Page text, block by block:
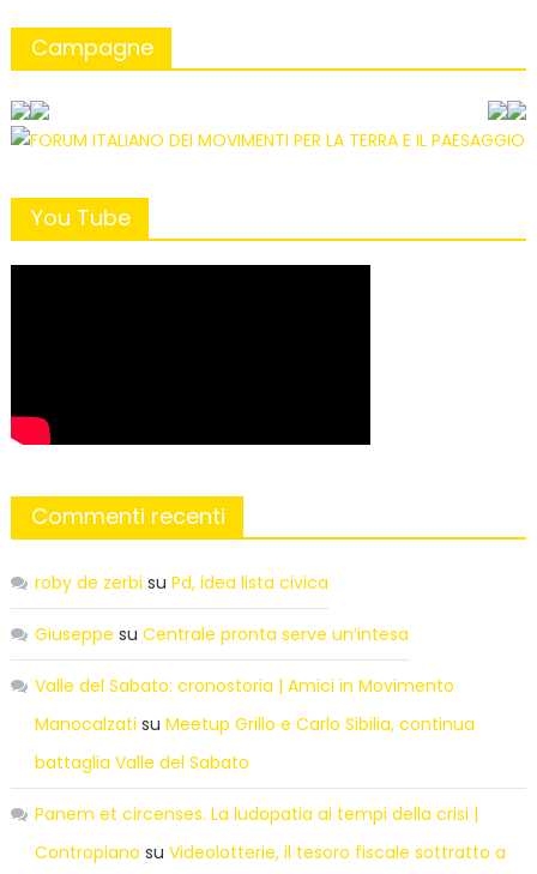
Campagne
You Tube
Commenti recenti
roby de zerbi su Pd, idea lista civica
Giuseppe su Centrale pronta serve un’intesa
Valle del Sabato: cronostoria | Amici in Movimento
Manocalzati su Meetup Grillo e Carlo Sibilia, continua
battaglia Valle del Sabato
Panem et circenses. La ludopatia ai tempi della crisi |
Contropiano su Videolotterie, il tesoro fiscale sottratto a